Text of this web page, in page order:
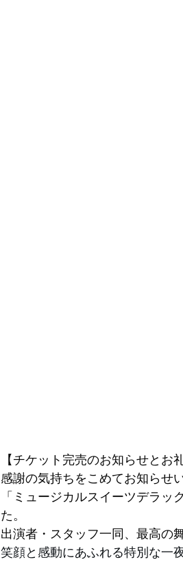
【チケット完売のお知らせとお礼
感謝の気持ちをこめてお知らせ
「ミュージカルスイーツデラ
た。
出演者・スタッフ一同、最高の
笑顔と感動にあふれる特別な一